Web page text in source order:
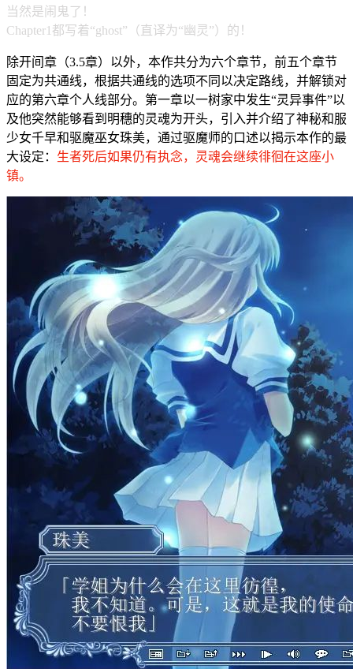
当然是闹鬼了！
Chapter1都写着“ghost”（直译为“幽灵”）的！
除开间章（3.5章）以外，本作共分为六个章节，前五个章节
固定为共通线，根据共通线的选项不同以决定路线，并解锁对
应的第六章个人线部分。第一章以一树家中发生“灵异事件”以
及他突然能够看到明穗的灵魂为开头，引入并介绍了神秘和服
少女千早和驱魔巫女珠美，通过驱魔师的口述以揭示本作的最
大设定： 生者死后如果仍有执念，灵魂会继续徘徊在这座小
镇。